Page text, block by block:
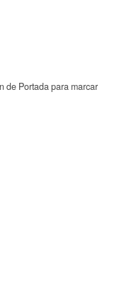
de Portada para marcar